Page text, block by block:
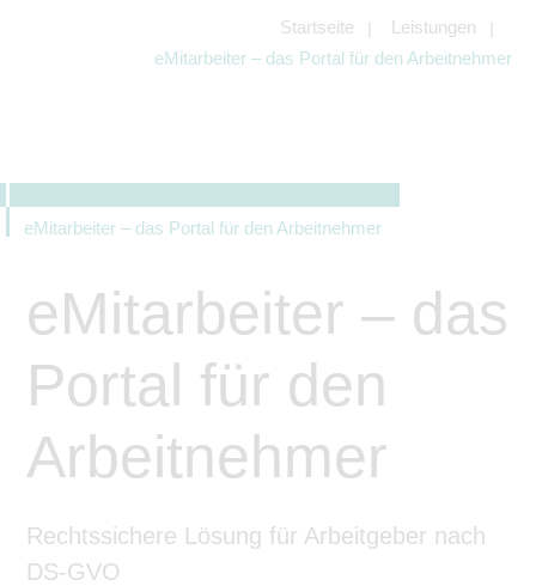
Startseite
Leistungen
eMitarbeiter – das Portal für den Arbeitnehmer
eMitarbeiter – das Portal für den Arbeitnehmer
eMitarbeiter – das
Portal für den
Arbeitnehmer
Rechtssichere Lösung für Arbeitgeber nach
DS-GVO
Angeboten von z.B. Facebook und